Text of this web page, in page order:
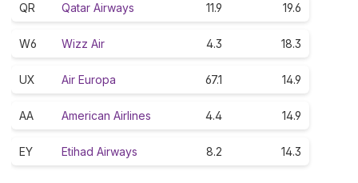
QR Qatar Airways 11.9 19.6
W6 Wizz Air 4.3 18.3
UX Air Europa 67.1 14.9
AA American Airlines 4.4 14.9
EY Etihad Airways 8.2 14.3